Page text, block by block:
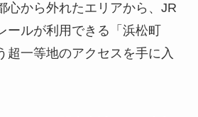
心から外れたエリアから、JR
ールが利用できる「浜松町
超一等地のアクセスを手に入